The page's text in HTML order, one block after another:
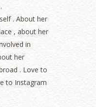
. About her
, about her
in
her
. Love to
to Instagram